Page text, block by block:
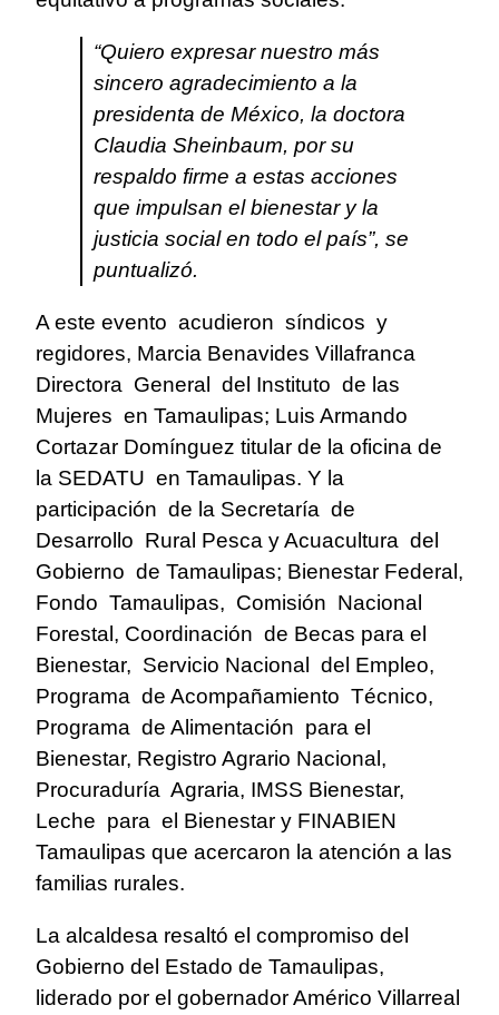
“Quiero expresar nuestro más
sincero agradecimiento a la
presidenta de México, la doctora
Claudia Sheinbaum, por su
respaldo firme a estas acciones
que impulsan el bienestar y la
justicia social en todo el país”, se
puntualizó.
A este evento acudieron síndicos y
regidores, Marcia Benavides Villafranca
Directora General del Instituto de las
Mujeres en Tamaulipas; Luis Armando
Cortazar Domínguez titular de la oficina de
la SEDATU en Tamaulipas. Y la
participación de la Secretaría de
Desarrollo Rural Pesca y Acuacultura del
Gobierno de Tamaulipas; Bienestar Federal,
Fondo Tamaulipas, Comisión Nacional
Forestal, Coordinación de Becas para el
Bienestar, Servicio Nacional del Empleo,
Programa de Acompañamiento Técnico,
Programa de Alimentación para el
Bienestar, Registro Agrario Nacional,
Procuraduría Agraria, IMSS Bienestar,
Leche para el Bienestar y FINABIEN
Tamaulipas que acercaron la atención a las
familias rurales.
La alcaldesa resaltó el compromiso del
Gobierno del Estado de Tamaulipas,
liderado por el gobernador Américo Villarreal